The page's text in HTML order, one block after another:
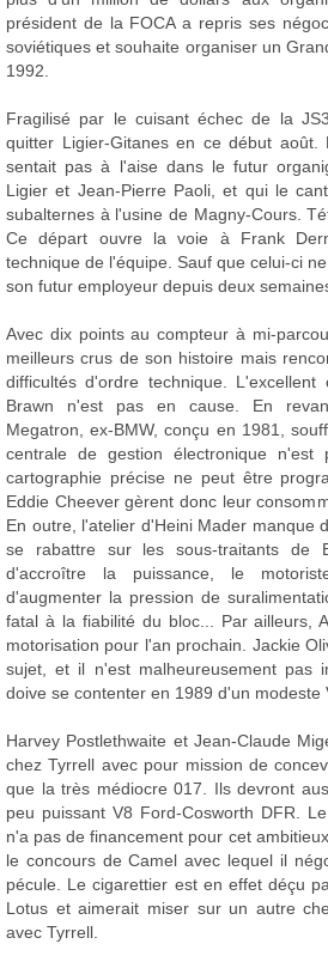
président de la FOCA a repris ses
soviétiques et souhaite organiser un
1992.
Fragilisé par le cuisant échec de la
quitter Ligier-Gitanes en ce début août.
sentait pas à l'aise dans le futur
Ligier et Jean-Pierre Paoli, et qui le
subalternes à l'usine de Magny-Cours.
Ce départ ouvre la voie à Frank
technique de l'équipe. Sauf que celui-ci
son futur employeur depuis deux
Avec dix points au compteur à mi-
meilleurs crus de son histoire mais
difficultés d'ordre technique.
Brawn n'est pas en cause. En
Megatron, ex-BMW, conçu en 1981,
centrale de gestion électronique n'est
cartographie précise ne peut être
Eddie Cheever gèrent donc leur
En outre, l'atelier d'Heini Mader manque
se rabattre sur les sous-traitants de
d'accroître la puissance, le
d'augmenter la pression de
fatal à la fiabilité du bloc... Par ailleurs,
motorisation pour l'an prochain. Jackie
sujet, et il n'est malheureusement pas
doive se contenter en 1989 d'un modeste
Harvey Postlethwaite et Jean-Claude
chez Tyrrell avec pour mission de
que la très médiocre 017. Ils devront
peu puissant V8 Ford-Cosworth DFR.
n'a pas de financement pour cet
le concours de Camel avec lequel il
pécule. Le cigarettier est en effet déçu
Lotus et aimerait miser sur un autre
avec Tyrrell.